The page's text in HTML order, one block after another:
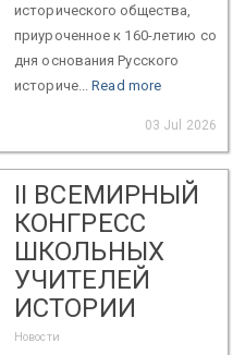
исторического общества,
приуроченное к 160-летию со
дня основания Русского
историче...Read more
03 Jul 2026
II ВСЕМИРНЫЙ
КОНГРЕСС
ШКОЛЬНЫХ
УЧИТЕЛЕЙ
ИСТОРИИ
Новости